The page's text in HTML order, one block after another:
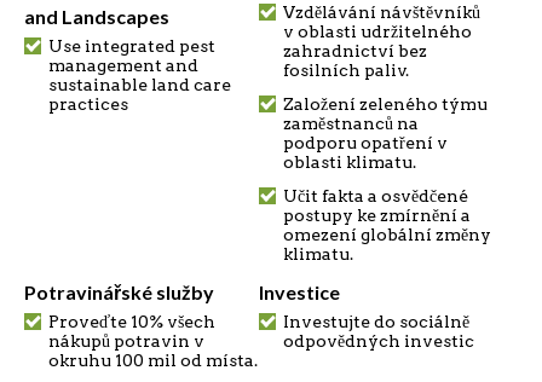
and Landscapes
Use integrated pest
management and
sustainable land care
practices
Vzdělávání návštěvníků
v oblasti udržitelného
zahradnictví bez
fosilních paliv.
Založení zeleného týmu
zaměstnanců na
podporu opatření v
oblasti klimatu.
Učit fakta a osvědčené
postupy ke zmírnění a
omezení globální změny
klimatu.
Potravinářské služby
Proveďte 10% všech
nákupů potravin v
okruhu 100 mil od místa.
Investice
Investujte do sociálně
odpovědných investic